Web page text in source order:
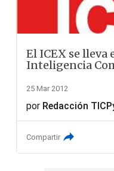
El ICEX se lleva
Inteligencia
25 Mar 2012
por Redacción
Compartir